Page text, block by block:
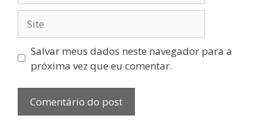
Salvar meus dados neste navegador para a
próxima vez que eu comentar.